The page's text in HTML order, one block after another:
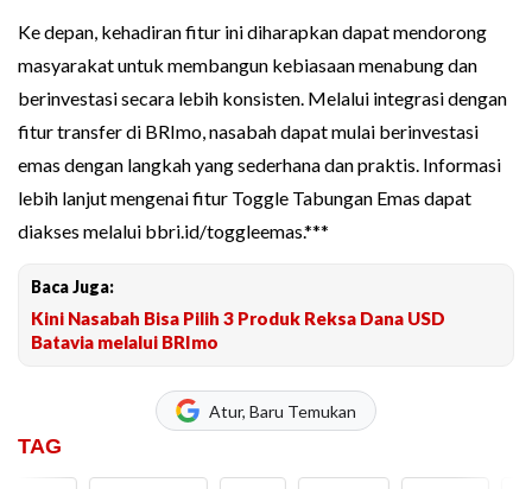
Ke depan, kehadiran fitur ini diharapkan dapat mendorong
masyarakat untuk membangun kebiasaan menabung dan
berinvestasi secara lebih konsisten. Melalui integrasi dengan
fitur transfer di BRImo, nasabah dapat mulai berinvestasi
emas dengan langkah yang sederhana dan praktis. Informasi
lebih lanjut mengenai fitur Toggle Tabungan Emas dapat
diakses melalui bbri.id/toggleemas.***
Baca Juga:
Kini Nasabah Bisa Pilih 3 Produk Reksa Dana USD
Batavia melalui BRImo
Atur, Baru Temukan
TAG